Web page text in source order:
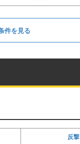
件を見る
反撃